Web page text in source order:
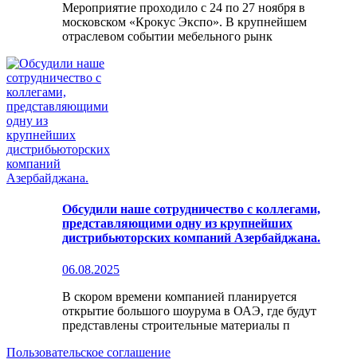
Мероприятие проходило с 24 по 27 ноября в
московском «Крокус Экспо». В крупнейшем
отраслевом событии мебельного рынк
Обсудили наше сотрудничество с коллегами,
представляющими одну из крупнейших
дистрибьюторских компаний Азербайджана.
06.08.2025
В скором времени компанией планируется
открытие большого шоурума в ОАЭ, где будут
представлены строительные материалы п
Пользовательское соглашение